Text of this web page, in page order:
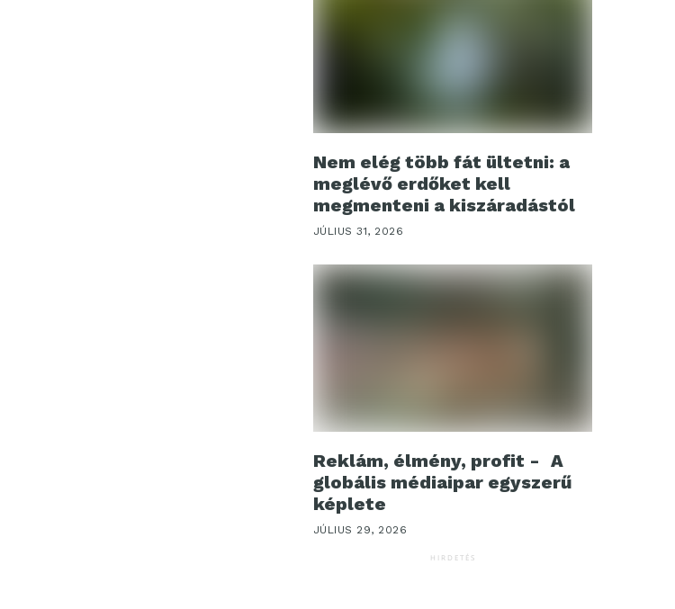
Nem elég több fát ültetni: a
meglévő erdőket kell
megmenteni a kiszáradástól
JÚLIUS 31, 2026
Reklám, élmény, profit - A
globális médiaipar egyszerű
képlete
JÚLIUS 29, 2026
HIRDETÉS